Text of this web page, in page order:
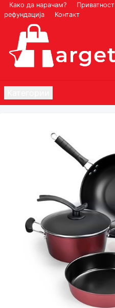
Како да нарачам? Приватност
рефундација
Контакт